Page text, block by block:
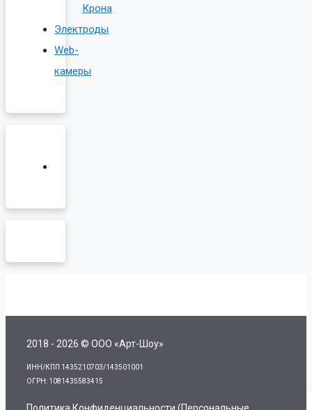
Крона
Электроды
Web-
камеры
2018 - 2026 © ООО «Арт-Шоу»
ИНН/КПП 1435210703/143501001
ОГРН: 1081435583415